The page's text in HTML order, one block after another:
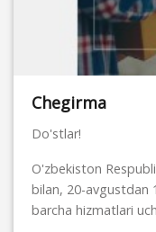
Chegirma
Do'stlar!
O'zbekiston
bilan, 20-avgustdan
barcha hizmatlari